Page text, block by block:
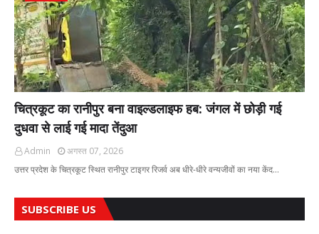
चित्रकूट का रानीपुर बना वाइल्डलाइफ हब: जंगल में छोड़ी गई
दुधवा से लाई गई मादा तेंदुआ
Admin
अगस्त 07, 2026
उत्तर प्रदेश के चित्रकूट स्थित रानीपुर टाइगर रिजर्व अब धीरे-धीरे वन्यजीवों का नया केंद…
SUBSCRIBE US